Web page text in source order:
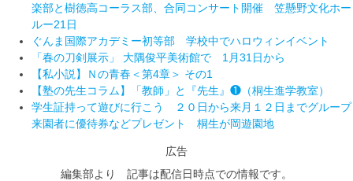
楽部と樹徳高コーラス部、合同コンサート開催 笠懸野文化ホー
ルー21日
ぐんま国際アカデミー初等部 学校中でハロウィンイベント
「春の刀剣展示」 大隅俊平美術館で 1月31日から
【私小説】Ｎの青春＜第4章＞ その1
【塾の先生コラム】「教師」と『先生』❶（桐生進学教室）
学生証持って遊びに行こう ２０日から来月１２日までグループ
来園者に優待券などプレゼント 桐生が岡遊園地
広告
編集部より 記事は配信日時点での情報です。